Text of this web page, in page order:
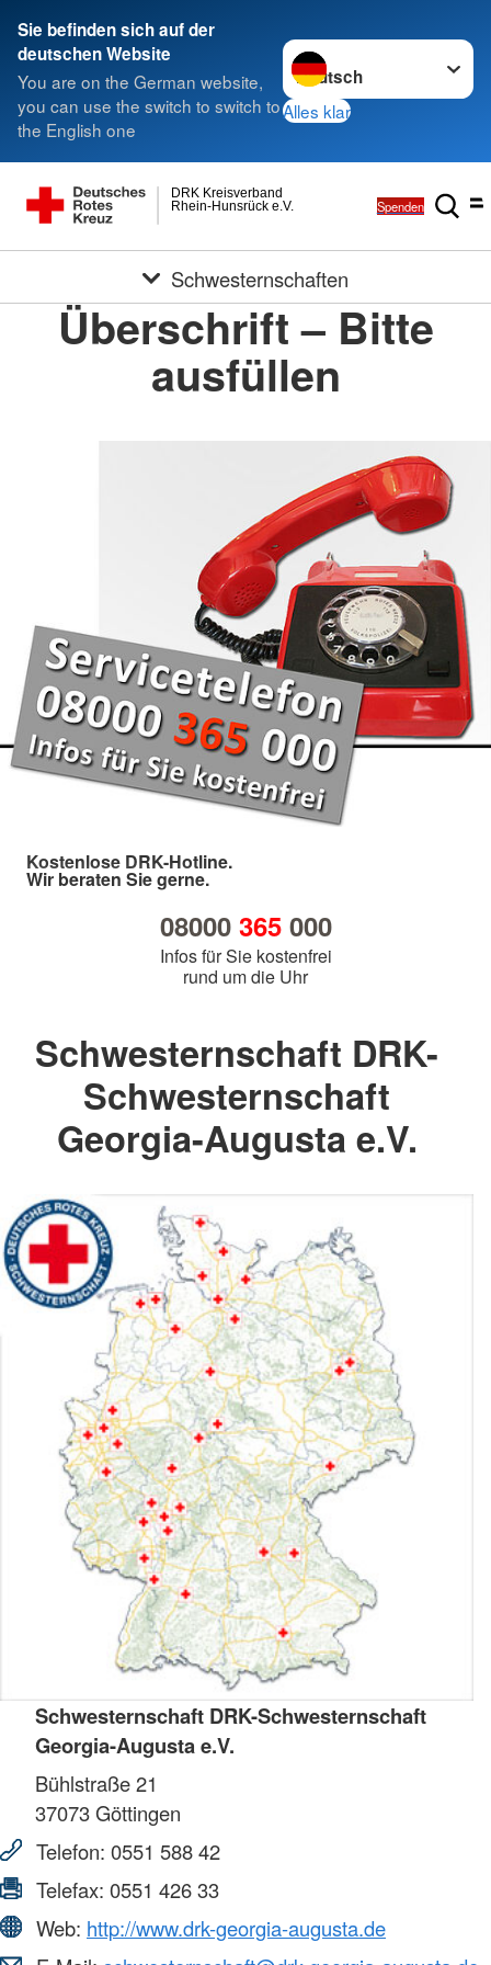
Sie befinden sich auf der
deutschen Website
You are on the German website,
you can use the switch to switch to
the English one
Sprache wechseln zu
Alles klar
Rhein-Hunsrück e.V.
DRK Kreisverband
Spenden
Schwesternschaften
Überschrift – Bitte
ausfüllen
Kostenlose DRK-Hotline.
Wir beraten Sie gerne.
08000 365000
Infos für Sie kostenfrei
rund um die Uhr
Schwesternschaft DRK-
Schwesternschaft
Georgia-Augusta e.V.
Schwesternschaft DRK-Schwesternschaft
Georgia-Augusta e.V.
Bühlstraße 21
37073Göttingen
Telefon: 0551 588 42
Telefax: 0551 426 33
Web: http://www.drk-georgia-augusta.de